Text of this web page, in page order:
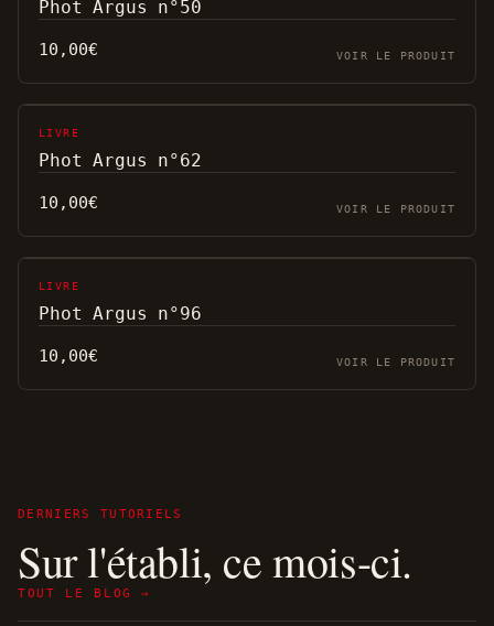
Phot Argus n°50
10,00€ VOIR LE PRODUIT
LIVRE
Phot Argus n°62
10,00€ VOIR LE PRODUIT
LIVRE
Phot Argus n°96
10,00€ VOIR LE PRODUIT
DERNIERS TUTORIELS
Sur l'établi, ce mois-ci.
TOUT LE BLOG →